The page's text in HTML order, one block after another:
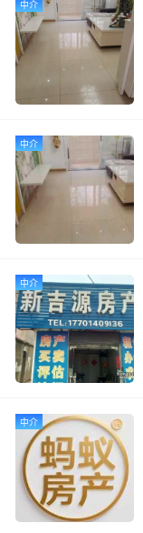
中介
中介
中介
中介